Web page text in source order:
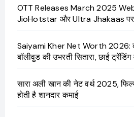
OTT Releases March 2025
JioHotstar और Ultra Jhakaas पर
Saiyami Kher Net Worth 2026:
बॉलीवुड की उभरती सितारा, छाईं ट्रेंडिंग
सारा अली खान की नेट वर्थ 2025,
होती है शानदार कमाई